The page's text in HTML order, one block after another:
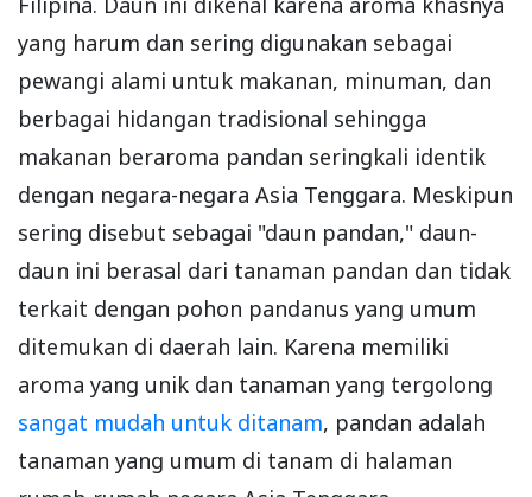
yang harum dan sering digunakan sebagai
pewangi alami untuk makanan, minuman, dan
berbagai hidangan tradisional sehingga
makanan beraroma pandan seringkali identik
dengan negara-negara Asia Tenggara. Meskipun
sering disebut sebagai "daun pandan," daun-
daun ini berasal dari tanaman pandan dan tidak
terkait dengan pohon pandanus yang umum
ditemukan di daerah lain. Karena memiliki
aroma yang unik dan tanaman yang tergolong
sangat mudah untuk ditanam, pandan adalah
tanaman yang umum di tanam di halaman